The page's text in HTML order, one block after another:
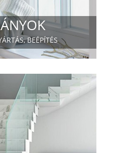
BEÉPÍTÉS